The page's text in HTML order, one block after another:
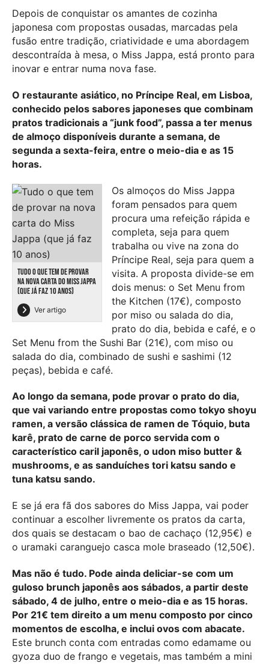
Depois de conquistar os amantes de cozinha
japonesa com propostas ousadas, marcadas pela
fusão entre tradição, criatividade e uma abordagem
descontraída à mesa, o Miss Jappa, está pronto para
inovar e entrar numa nova fase.
O restaurante asiático, no Príncipe Real, em Lisboa,
conhecido pelos sabores japoneses que combinam
pratos tradicionais a “junk food”, passa a ter menus
de almoço disponíveis durante a semana, de
segunda a sexta-feira, entre o meio-dia e as 15
horas.
TUDO O QUE TEM DE PROVAR
NA NOVA CARTA DO MISS JAPPA
(QUE JÁ FAZ 10 ANOS)
Ver artigo
Os almoços do Miss Jappa
foram pensados para quem
procura uma refeição rápida e
completa, seja para quem
trabalha ou vive na zona do
Príncipe Real, seja para quem a
visita. A proposta divide-se em
dois menus: o Set Menu from
the Kitchen (17€), composto
por miso ou salada do dia,
prato do dia, bebida e café, e o
Set Menu from the Sushi Bar (21€), com miso ou
salada do dia, combinado de sushi e sashimi (12
peças), bebida e café.
Ao longo da semana, pode provar o prato do dia,
que vai variando entre propostas como tokyo shoyu
ramen, a versão clássica de ramen de Tóquio, buta
karê, prato de carne de porco servida com o
característico caril japonês, o udon miso butter &
mushrooms, e as sanduíches tori katsu sando e
tuna katsu sando.
E se já era fã dos sabores do Miss Jappa, vai poder
continuar a escolher livremente os pratos da carta,
dos quais se destacam o bao de cachaço (12,95€) e
o uramaki caranguejo casca mole braseado (12,50€).
Mas não é tudo. Pode ainda deliciar-se com um
guloso brunch japonês aos sábados, a partir deste
sábado, 4 de julho, entre o meio-dia e as 15 horas.
Por 21€ tem direito a um menu composto por cinco
momentos de escolha, e inclui ovos com abacate.
Este brunch conta com entradas como edamame ou
gyoza duo de frango e vegetais, mas também a mini